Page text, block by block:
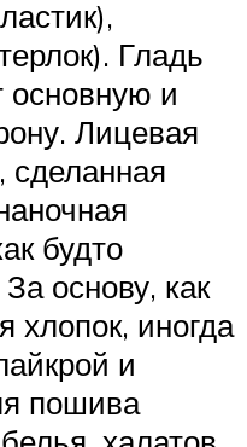
Гладь
основную и
Лицевая
сделанная
будто
основу, как
хлопок, иногда
и
пошива